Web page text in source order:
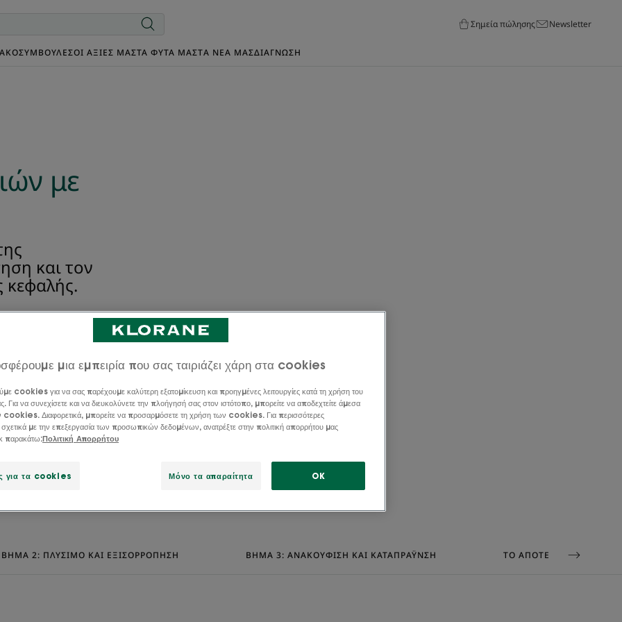
Σημεία πώλησης Newsletter
ΣΥΜΒΟΥΛΈΣΟΙ ΑΞΊΕΣ ΜΑΣΤΑ ΦΥΤΆ ΜΑΣTΑ ΝΈΑ ΜΑΣΔΙΑΓΝΩΣΗ
με
και τον
κεφαλής.
σας και
χάρη στο
για τις
του σαμπουάν!
ΒΉΜΑ 2: ΠΛΎΣΙΜΟ ΚΑΙ ΕΞΙΣΟΡΡΌΠΗΣΗ ΒΉΜΑ 3: ΑΝΑΚΟΎΦΙΣΗ ΚΑΙ ΚΑΤΑΠΡΆΥΝΣΗ ΤΟ ΑΠΟΤΈΛΕΣΜΑ
μια εμπειρία που σας ταιριάζει χάρη στα cookies
cookies για να σας παρέχουμε καλύτερη εξατομίκευση και προηγμένες λειτουργίες κατά τη χρήση του
Για να συνεχίσετε και να διευκολύνετε την πλοήγησή σας στον ιστότοπο, μπορείτε να αποδεχτείτε άμεσα
cookies. Διαφορετικά, μπορείτε να προσαρμόσετε τη χρήση των cookies. Για περισσότερες
με την επεξεργασία των προσωπικών δεδομένων, ανατρέξτε στην πολιτική απορρήτου μας
παρακάτω:Πολιτική Απορρήτου
για τα cookies Μόνο τα απαραίτητα OK